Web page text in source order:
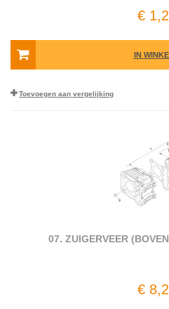
€
IN
Toevoegen aan vergelijking
07. ZUIGERVEER
€